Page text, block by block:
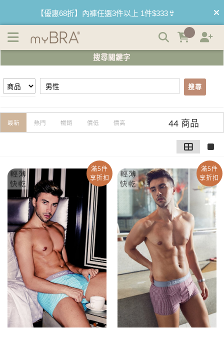
【優惠68折】內褲任選3件以上 1件$333👙
【買內衣免運費】台灣滿1200運費0元🚛
【首購優惠】新客最高可折$150再免運❗
【夏日滿額贈】把衣物壓縮收納袋回家 🌞
【父親節快樂】男內褲5件$999🧔
搜尋關鍵字
搜尋
最新 熱門 暢銷 價低 價高 44 商品
滿5件
享折扣
滿5件
享折扣